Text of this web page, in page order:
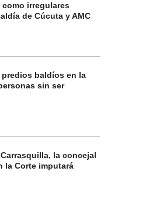
irregulares
de Cúcuta y AMC
baldíos en la
sin ser
la concejal
la Corte imputará